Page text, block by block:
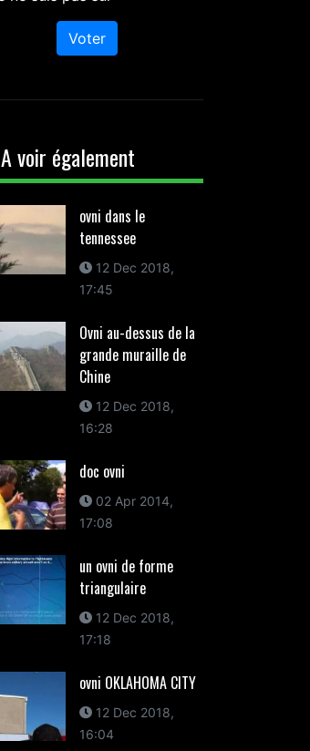
Voter
A voir également
ovni dans le
tennessee
12 Dec 2018,
17:45
Ovni au-dessus de la
grande muraille de
Chine
12 Dec 2018,
16:28
doc ovni
02 Apr 2014,
17:08
un ovni de forme
triangulaire
12 Dec 2018,
17:18
ovni OKLAHOMA CITY
12 Dec 2018,
16:04